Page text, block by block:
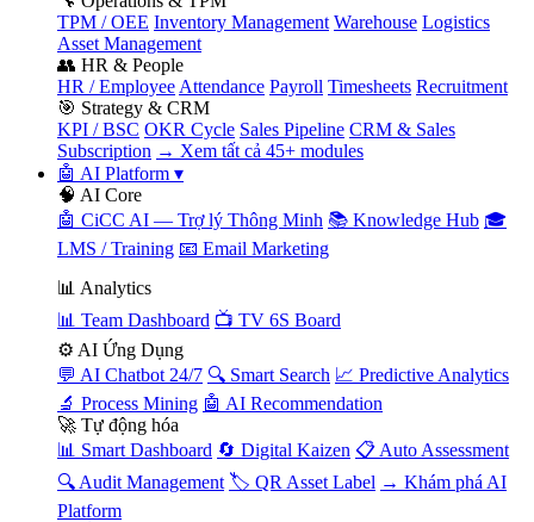
TPM / OEE Inventory Management Warehouse Logistics
Asset Management
👥 HR & People
HR / Employee Attendance Payroll Timesheets Recruitment
🎯 Strategy & CRM
KPI / BSC OKR Cycle Sales Pipeline CRM & Sales
Subscription → Xem tất cả 45+ modules
🤖 AI Platform ▾
🧠 AI Core
🤖 CiCC AI — Trợ lý Thông Minh 📚 Knowledge Hub 🎓
LMS / Training 📧 Email Marketing
📊 Analytics
📊 Team Dashboard 📺 TV 6S Board
⚙️ AI Ứng Dụng
💬 AI Chatbot 24/7 🔍 Smart Search 📈 Predictive Analytics
🔬 Process Mining 🤖 AI Recommendation
🚀 Tự động hóa
📊 Smart Dashboard 🔄 Digital Kaizen 📋 Auto Assessment
🔍 Audit Management 🏷️ QR Asset Label → Khám phá AI
Platform